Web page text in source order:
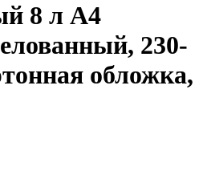
8 л А4
230-
обложка,